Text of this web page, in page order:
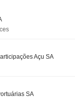
S.A.
Açu SA
SA